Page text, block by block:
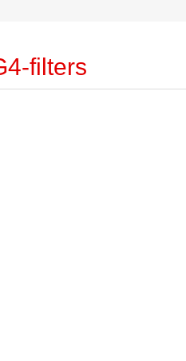
filters